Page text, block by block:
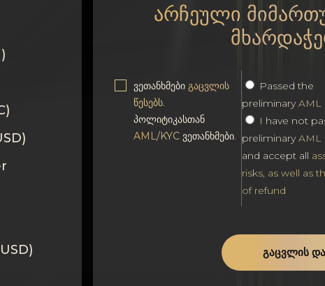
არჩეული
ვეთანხმებიგაცვლის
წესებს.
პოლიტიკასთან
AML/KYC ვეთანხმები.
Passed the
preliminaryAML
I have not
preliminaryAML
and accept all
risks, as well as
of refund
ᲒᲐᲪᲕᲚᲘᲡ